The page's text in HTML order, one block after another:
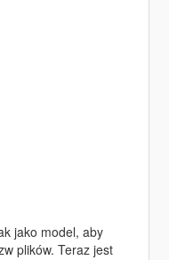
jako model, aby
plików. Teraz jest